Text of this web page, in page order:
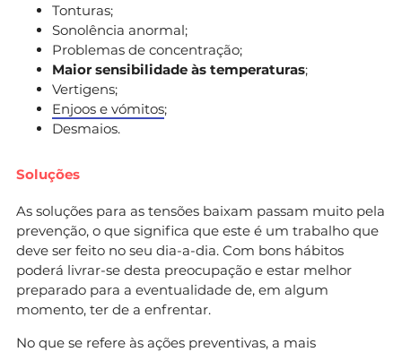
Tonturas;
Sonolência anormal;
Problemas de concentração;
Maior sensibilidade às temperaturas;
Vertigens;
Enjoos e vómitos;
Desmaios.
Soluções
As soluções para as tensões baixam passam muito pela
prevenção, o que significa que este é um trabalho que
deve ser feito no seu dia-a-dia. Com bons hábitos
poderá livrar-se desta preocupação e estar melhor
preparado para a eventualidade de, em algum
momento, ter de a enfrentar.
No que se refere às ações preventivas, a mais